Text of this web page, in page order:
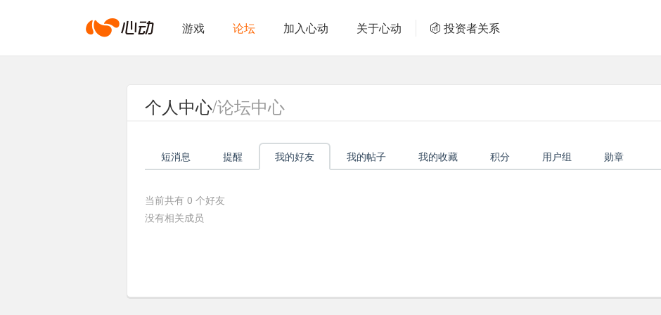
心
动
络
游戏 论坛 加入心动 关于心动 投资者关系
个人中心/论坛中心
短消息 提醒 我的好友 我的帖子 我的收藏 积分 用户组 勋章
当前共有 0 个好友
没有相关成员